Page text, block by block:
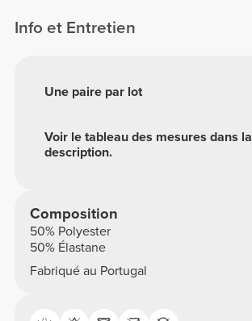
Info et Entretien
Voir le tableau des mesures dans la
description.
Une paire par lot
Composition
50% Polyester
50% Élastane
Fabriqué au Portugal